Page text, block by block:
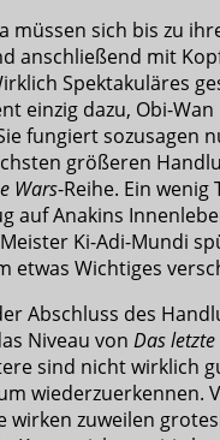
müssen sich bis zu
anschließend mit
Spektakuläres
einzig dazu, Obi-Wan
fungiert sozusagen
größeren
Wars-Reihe. Ein wenig
auf Anakins
Ki-Adi-Mundi
etwas Wichtiges
Abschluss des
Niveau von Das
sind nicht wirklich
wiederzuerkennen.
wirken zuweilen